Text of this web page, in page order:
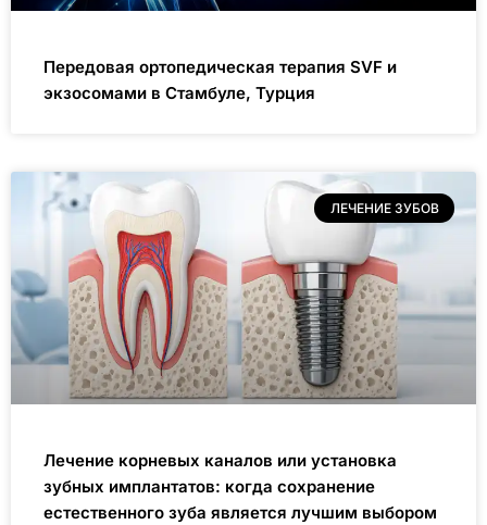
Передовая ортопедическая терапия SVF и
экзосомами в Стамбуле, Турция
ЛЕЧЕНИЕ ЗУБОВ
Лечение корневых каналов или установка
зубных имплантатов: когда сохранение
естественного зуба является лучшим выбором